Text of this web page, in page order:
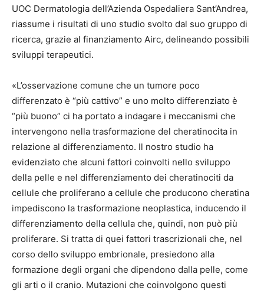
UOC Dermatologia dell’Azienda Ospedaliera Sant’Andrea,
riassume i risultati di uno studio svolto dal suo gruppo di
ricerca, grazie al finanziamento Airc, delineando possibili
sviluppi terapeutici.
«L’osservazione comune che un tumore poco
differenzato è “più cattivo” e uno molto differenziato è
“più buono” ci ha portato a indagare i meccanismi che
intervengono nella trasformazione del cheratinocita in
relazione al differenziamento. Il nostro studio ha
evidenziato che alcuni fattori coinvolti nello sviluppo
della pelle e nel differenziamento dei cheratinociti da
cellule che proliferano a cellule che producono cheratina
impediscono la trasformazione neoplastica, inducendo il
differenziamento della cellula che, quindi, non può più
proliferare. Si tratta di quei fattori trascrizionali che, nel
corso dello sviluppo embrionale, presiedono alla
formazione degli organi che dipendono dalla pelle, come
gli arti o il cranio. Mutazioni che coinvolgono questi